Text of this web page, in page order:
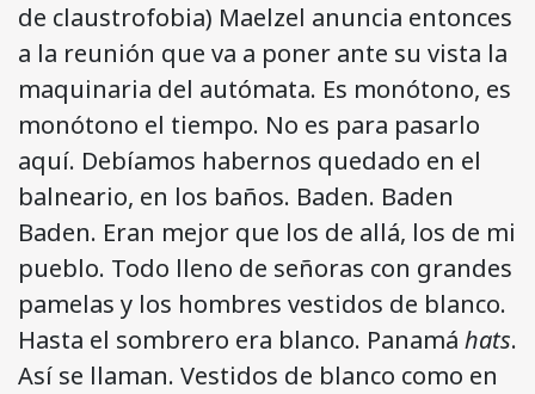
de claustrofobia) Maelzel anuncia entonces
a la reunión que va a poner ante su vista la
maquinaria del autómata. Es monótono, es
monótono el tiempo. No es para pasarlo
aquí. Debíamos habernos quedado en el
balneario, en los baños. Baden. Baden
Baden. Eran mejor que los de allá, los de mi
pueblo. Todo lleno de señoras con grandes
pamelas y los hombres vestidos de blanco.
Hasta el sombrero era blanco. Panamá hats.
Así se llaman. Vestidos de blanco como en